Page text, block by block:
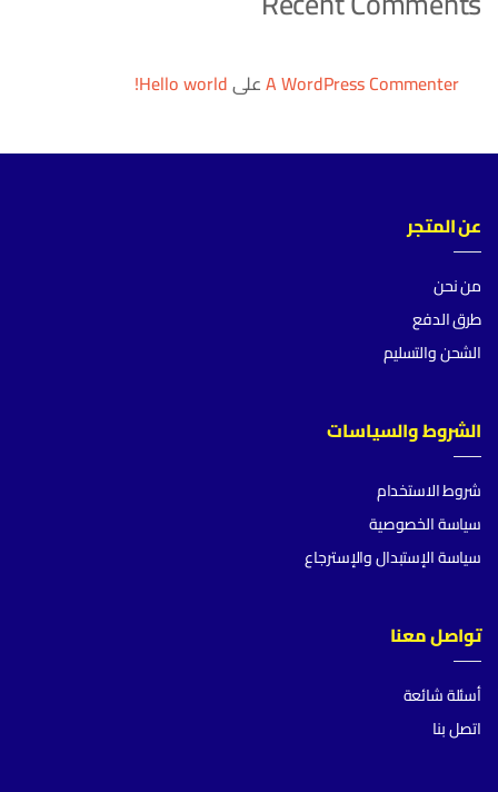
A WordPress CommenterعلىHello world!
عن المتجر
من نحن
طرق الدفع
الشحن والتسليم
الشروط والسياسات
شروط الاستخدام
سياسة الخصوصية
سياسة الإستبدال والإسترجاع
تواصل معنا
أسئلة شائعة
اتصل بنا